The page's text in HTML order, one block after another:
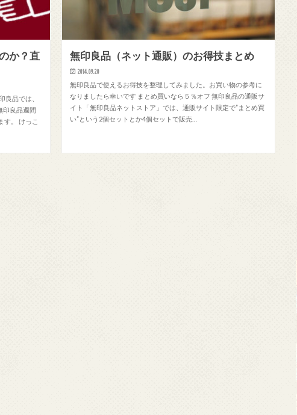
か？直
良品では、
印良品週間
す。 けっこ
無印良品（ネット通販）のお得技まとめ
2014.09.20
無印良品で使えるお得技を整理してみました。お買い物の参考に
なりましたら幸いです まとめ買いなら５％オフ 無印良品の通販サ
イト「無印良品ネットストア」では、通販サイト限定で”まとめ買
い”という2個セットとか4個セットで販売…